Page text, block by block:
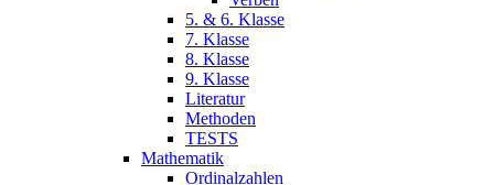
5. & 6. Klasse
7. Klasse
8. Klasse
9. Klasse
Literatur
Methoden
TESTS
Mathematik
Ordinalzahlen